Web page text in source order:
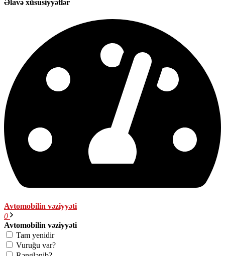
Əlavə xüsusiyyətlər
Avtomobilin vəziyyəti
0
Avtomobilin vəziyyəti
Tam yenidir
Vuruğu var?